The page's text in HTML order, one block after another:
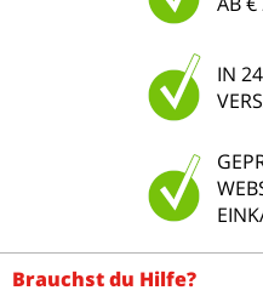
IN
Brauchst du Hilfe?